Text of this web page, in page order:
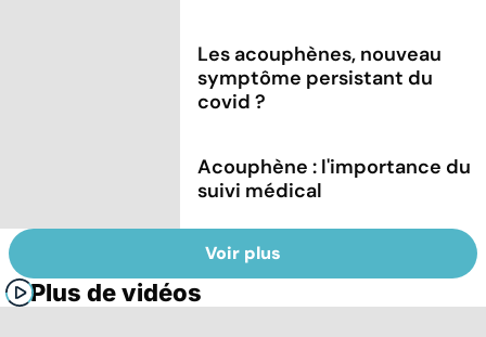
Les acouphènes, nouveau
symptôme persistant du
covid ?
Acouphène : l'importance du
suivi médical
Voir plus
Plus de vidéos